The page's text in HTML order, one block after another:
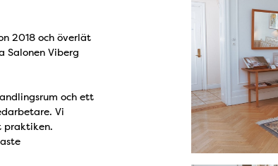
2018 och överlät
Salonen Viberg
och ett
Vi
praktiken.